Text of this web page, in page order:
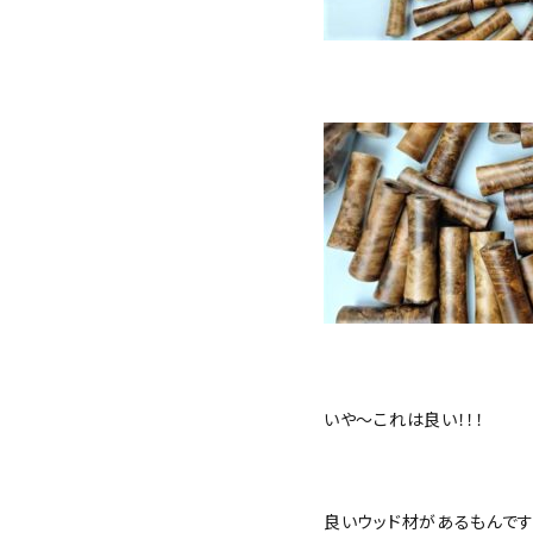
いや～これは良い！！！
良いウッド材があるもんで